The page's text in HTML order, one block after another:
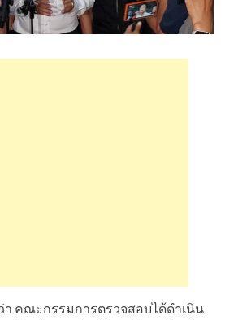
า คณะกรรมการตรวจสอบได้ดำเนิน